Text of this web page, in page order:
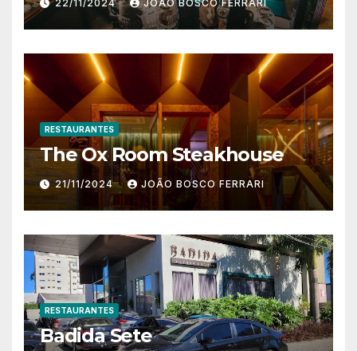
22/11/2024 JOÃO BOSCO FERRARI
RESTAURANTES
The Ox Room Steakhouse
21/11/2024 JOÃO BOSCO FERRARI
RESTAURANTES
Badida Sete